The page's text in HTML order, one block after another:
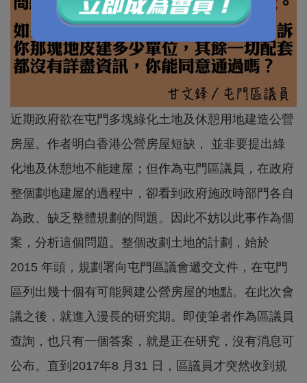
近期政府欲在屯門多塊綠化土地及休憩用地建造公營
房屋。作者明白香港公營房屋短缺， 並非要提出綠
化地及休憩地不能建屋；但作為屯門區議員，在政府
整個劃地建屋的過程中，卻看到政府施政時部門各自
為政、缺乏整體規劃的問題。因此不妨以此事作為個
案，分析這個問題。整個改劃土地的計劃，始於
2015 年頭，規劃署向屯門區議會遞交文件，在屯門
區列出幾十個有可能興建公營房屋的地點。在此次會
議之後，就進入漫長的研究期。即使筆者作為區議員
查詢，也只有一個答案，就是正在研究，沒有消息可
公布。直到2017年8 月31 日，區議員才突然收到規